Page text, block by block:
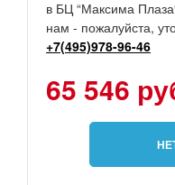
в БЦ “Максима
нам - пожалуйста,
+7(495)978-96-46
65 546